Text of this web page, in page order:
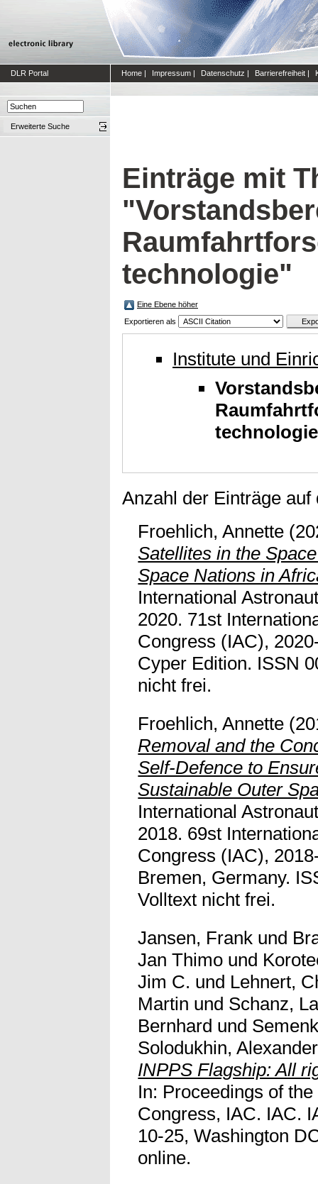
DLR Portal Home | Impressum | Datenschutz | Barrierefreiheit |
Erweiterte Suche
Einträge mit
technologie"
Eine Ebene höher
Exportieren als
Institute und
technologie
Anzahl der Einträge
Froehlich, Annette
Satellites in the
Space Nations in
International
2020. 71st
Congress (IAC),
Cyper Edition. ISSN
nicht frei.
Froehlich, Annette
Removal and the
Self-Defence to
Sustainable Outer
International
2018. 69st
Congress (IAC),
Bremen, Germany.
Volltext nicht frei.
Jansen, Frank und
Jan Thimo und
Jim C. und Lehnert,
Martin und Schanz,
Bernhard und
Solodukhin,
INPPS Flagship: All
In: Proceedings of
Congress, IAC. IAC.
10-25, Washington
online.